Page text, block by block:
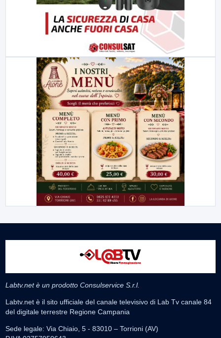
Labtv.net è un prodotto Consulservice S.r.l.
Labtv.net è il sito ufficiale del canale televisivo di Lab Tv canale 84
del digitale terrestre Regione Campania
Sede legale: Via Chiaio, 5 - 83010 – Torrioni (AV)